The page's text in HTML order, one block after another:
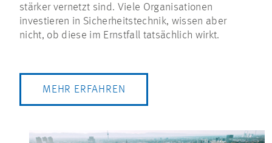
stärker vernetzt sind. Viele Organisationen
investieren in Sicherheitstechnik, wissen aber
nicht, ob diese im Ernstfall tatsächlich wirkt.
MEHR ERFAHREN